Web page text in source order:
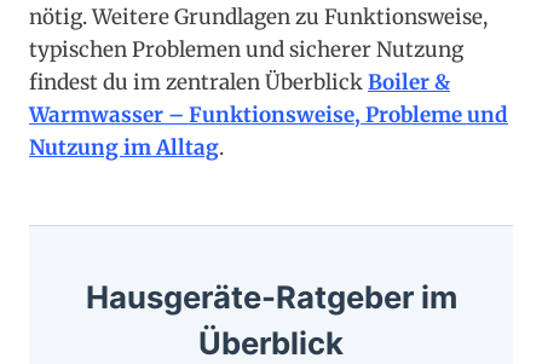
nötig. Weitere Grundlagen zu Funktionsweise,
typischen Problemen und sicherer Nutzung
findest du im zentralen ÜberblickBoiler &
Warmwasser – Funktionsweise, Probleme und
Nutzung im Alltag.
Hausgeräte-Ratgeber im
Überblick